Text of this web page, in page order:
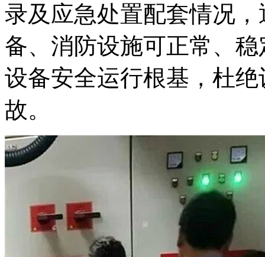
录及应急处置配套情况
备、消防设施可正常、
设备安全运行根基，杜
故。